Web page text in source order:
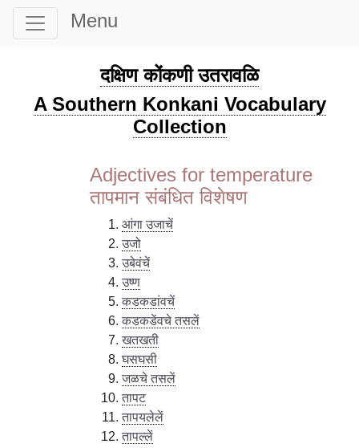
Menu
दक्षिण कोंकणी उतरावळि
A Southern Konkani Vocabulary
Collection
Adjectives for temperature
तापमान संबंधित विशेषण
आंगा उजाचें
उजो
उबेवंचें
उष्ण
कडकडांवचें
कडकडेंवचे तसलें
खतखती
घसघसी
जळचे तसलें
तापट
तापयलेलें
तापल्लें